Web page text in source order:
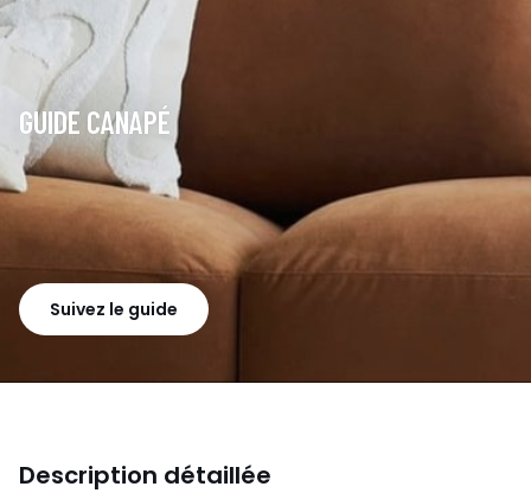
GUIDE CANAPÉ
Suivez le guide
Description détaillée